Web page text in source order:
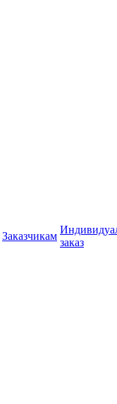
Заказчикам
заказ